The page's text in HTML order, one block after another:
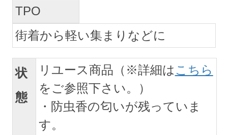
TPO
街着から軽い集まりなどに
状
態
リユース商品（※詳細は こちら
をご参照下さい。）
・防虫香の匂いが残っていま
す。